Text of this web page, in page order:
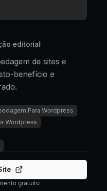
editorial
de sites e
benefício e
Para Wordpress
Wordpress
gratuito